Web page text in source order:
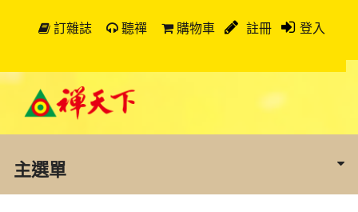
訂雜誌 聽禪 購物車 註冊 登入
主選單